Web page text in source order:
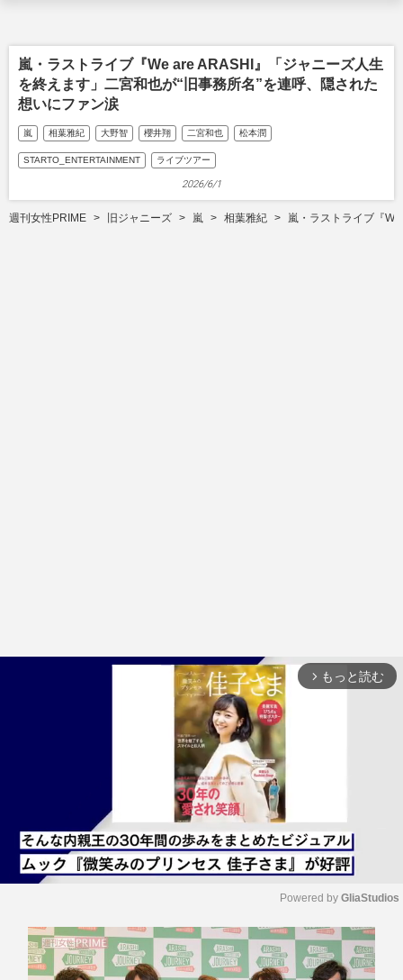
嵐・ラストライブ『We are ARASHI』「ジャニーズ人生
を終えます」二宮和也が“旧事務所名”を連呼、隠された
想いにファン涙
嵐 相葉雅紀 大野智 櫻井翔 二宮和也 松本潤
STARTO_ENTERTAINMENT ライブツアー
2026/6/1
週刊女性PRIME 旧ジャニーズ 嵐 相葉雅紀 嵐・ラストライブ『
arrow_forward_ios もっと読む
M
t
Powered by GliaStudios